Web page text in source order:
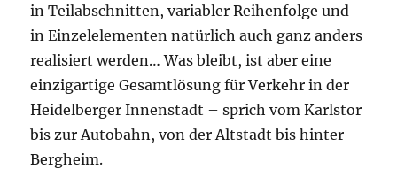
in Teilabschnitten, variabler Reihenfolge und
in Einzelelementen natürlich auch ganz anders
realisiert werden… Was bleibt, ist aber eine
einzigartige Gesamtlösung für Verkehr in der
Heidelberger Innenstadt – sprich vom Karlstor
bis zur Autobahn, von der Altstadt bis hinter
Bergheim.